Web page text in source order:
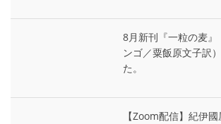
8月新刊『一粒の麦
ンゴ／粟飯原文子訳
た。
【Zoom配信】紀伊